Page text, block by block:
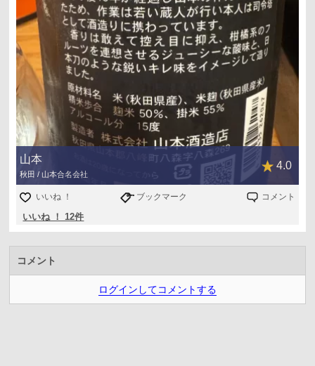
山本
秋田 / 山本合名会社
4.0
いいね ！ ブックマーク コメント
いいね ！ 12件
コメント
ログインしてコメントする